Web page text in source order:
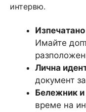
интервю.
Имайте
Лична
документ
Бележник
време на